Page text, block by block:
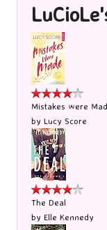
Mistakes were
by Lucy Score
The Deal
by Elle Kennedy